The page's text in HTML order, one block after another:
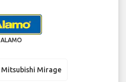
ALAMO
Mitsubishi Mirage